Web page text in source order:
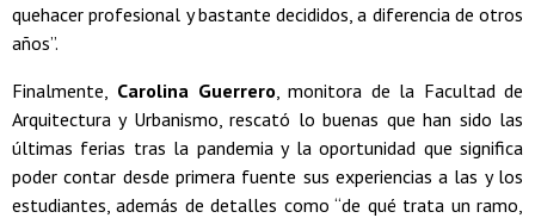
quehacer profesional y bastante decididos, a diferencia de otros
años”.
Finalmente,
Carolina Guerrero , monitora de la Facultad de
Arquitectura y Urbanismo, rescató lo buenas que han sido las
últimas ferias tras la pandemia y la oportunidad que significa
poder contar desde primera fuente sus experiencias a las y los
estudiantes, además de detalles como “de qué trata un ramo,